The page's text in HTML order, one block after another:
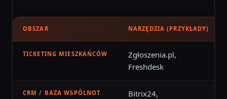
OBSZAR NARZĘDZIA (PRZYKŁADY)
TICKETING MIESZKAŃCÓW
Zgłoszenia.pl,
Freshdesk
CRM / BAZA WSPÓLNOT
Bitrix24,